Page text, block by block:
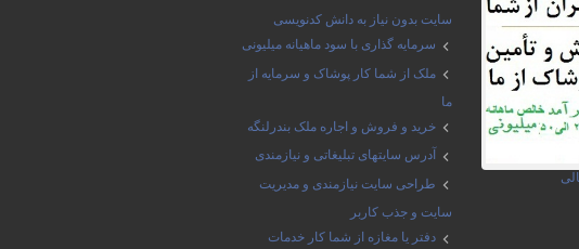
سایت بدون نیاز به دانش کدنویسی
سرمایه گذاری با سود ماهیانه میلیونی
ملک از شما کار پوشاک و سرمایه از
ما
خرید و فروش و اجاره ملک بندرلنگه
آدرس سایتهای تبلیغاتی و نیازمندی
طراحی سایت نیازمندی و مدیریت
سایت و جذب کاربر
دفتر یا مغازه از شما کار خدمات